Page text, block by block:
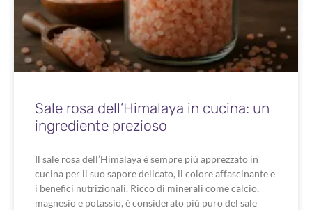
Sale rosa dell’Himalaya in cucina: un
ingrediente prezioso
Il sale rosa dell’Himalaya è sempre più apprezzato in
cucina per il suo sapore delicato, il colore affascinante e
i benefici nutrizionali. Ricco di minerali come calcio,
magnesio e potassio, è considerato più puro del sale